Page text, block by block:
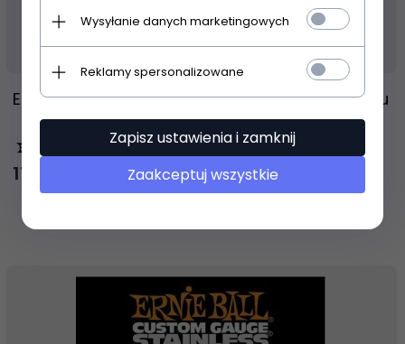
Produkt dostępny! 24 godziny
ERNIE BALL 2842 Regular 50-105 struny do basu
116,
Wysyłanie danych marketingowych
Reklamy spersonalizowane
Zapisz ustawienia i zamknij
Zaakceptuj wszystkie